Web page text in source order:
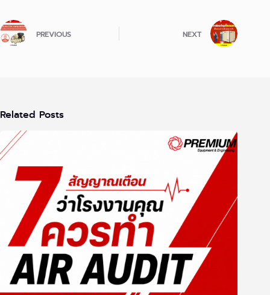
PREVIOUS NEXT
Related Posts